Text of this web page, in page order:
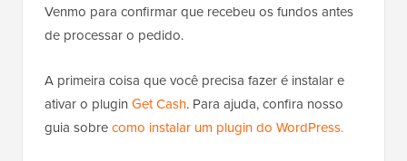
Venmo para confirmar que recebeu os fundos antes
de processar o pedido.
A primeira coisa que você precisa fazer é instalar e
ativar o plugin Get Cash. Para ajuda, confira nosso
guia sobrecomo instalar um plugin do WordPress.